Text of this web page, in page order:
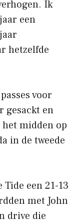
Ik
een
hetzelfde
voor
gesackt en
midden op
in de tweede
Tide een 21-13
met John
drive die